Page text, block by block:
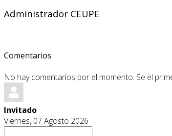
Administrador CEUPE
Comentarios
No hay comentarios por el momento. Se el
Invitado
Viernes, 07 Agosto 2026